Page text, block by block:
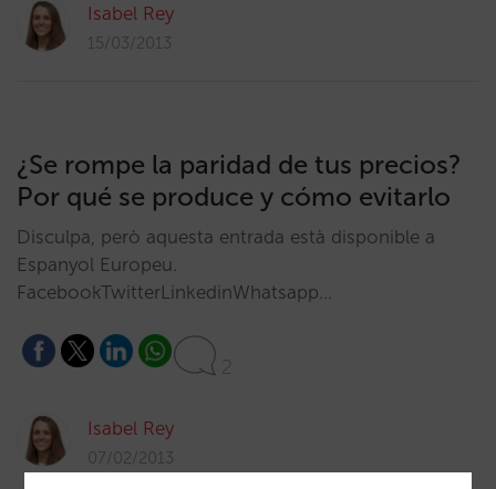
Isabel Rey
15/03/2013
¿Se rompe la paridad de tus precios?
Por qué se produce y cómo evitarlo
Disculpa, però aquesta entrada està disponible a
Espanyol Europeu.
FacebookTwitterLinkedinWhatsapp…
2
Isabel Rey
07/02/2013